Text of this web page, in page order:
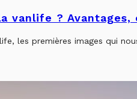
vanlife ?
les premières images qui